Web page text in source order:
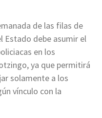
de las filas de
Estado debe asumir el
en los
ya que permitirá
solamente a los
vínculo con la